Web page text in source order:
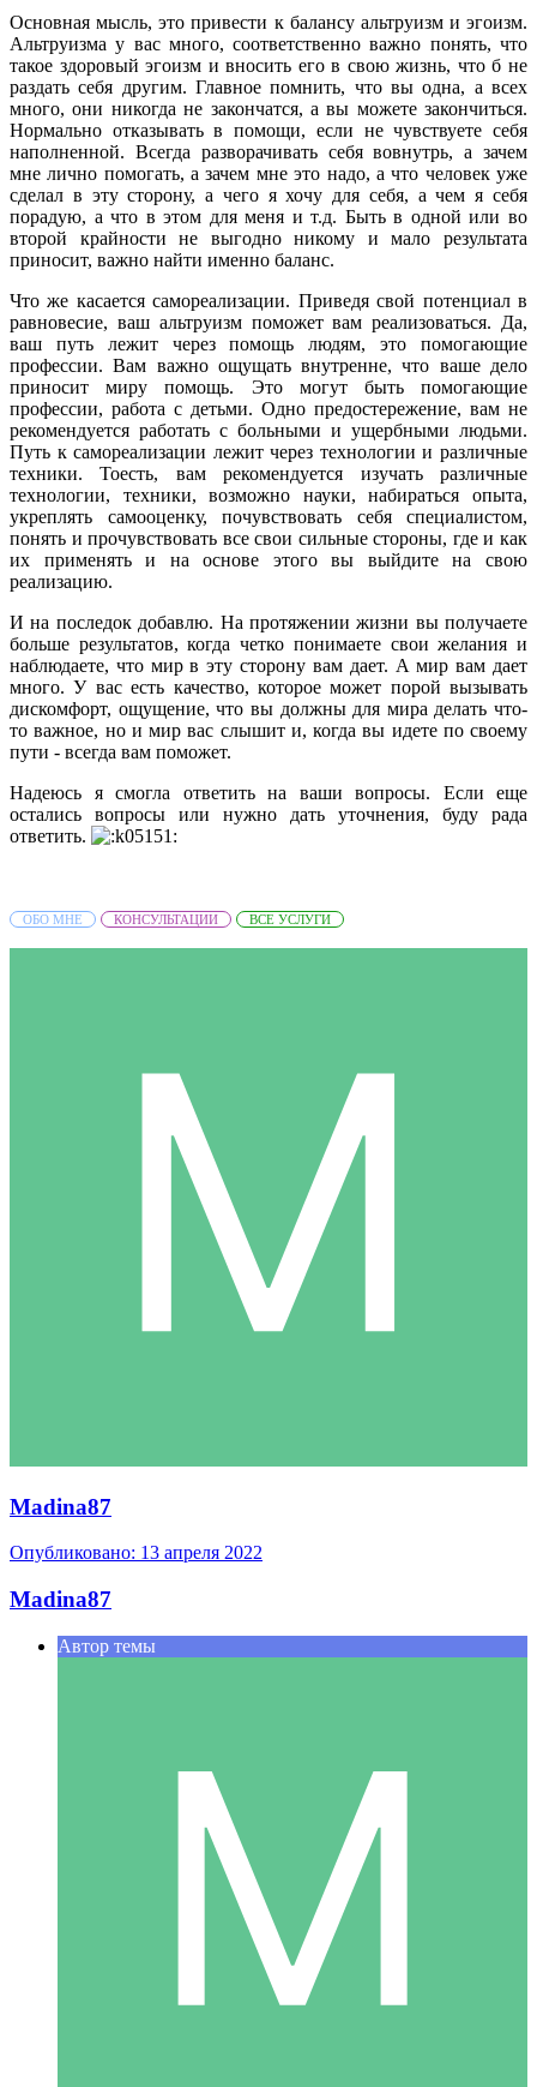
Основная мысль, это привести к балансу альтруизм и эгоизм.
Альтруизма у вас много, соответственно важно понять, что
такое здоровый эгоизм и вносить его в свою жизнь, что б не
раздать себя другим. Главное помнить, что вы одна, а всех
много, они никогда не закончатся, а вы можете закончиться.
Нормально отказывать в помощи, если не чувствуете себя
наполненной. Всегда разворачивать себя вовнутрь, а зачем
мне лично помогать, а зачем мне это надо, а что человек уже
сделал в эту сторону, а чего я хочу для себя, а чем я себя
порадую, а что в этом для меня и т.д. Быть в одной или во
второй крайности не выгодно никому и мало результата
приносит, важно найти именно баланс.
Что же касается самореализации. Приведя свой потенциал в
равновесие, ваш альтруизм поможет вам реализоваться. Да,
ваш путь лежит через помощь людям, это помогающие
профессии. Вам важно ощущать внутренне, что ваше дело
приносит миру помощь. Это могут быть помогающие
профессии, работа с детьми. Одно предостережение, вам не
рекомендуется работать с больными и ущербными людьми.
Путь к самореализации лежит через технологии и различные
техники. Тоесть, вам рекомендуется изучать различные
технологии, техники, возможно науки, набираться опыта,
укреплять самооценку, почувствовать себя специалистом,
понять и прочувствовать все свои сильные стороны, где и как
их применять и на основе этого вы выйдите на свою
реализацию.
И на последок добавлю. На протяжении жизни вы получаете
больше результатов, когда четко понимаете свои желания и
наблюдаете, что мир в эту сторону вам дает. А мир вам дает
много. У вас есть качество, которое может порой вызывать
дискомфорт, ощущение, что вы должны для мира делать что-
то важное, но и мир вас слышит и, когда вы идете по своему
пути - всегда вам поможет.
Надеюсь я смогла ответить на ваши вопросы. Если еще
остались вопросы или нужно дать уточнения, буду рада
ответить.
ОБО МНЕ КОНСУЛЬТАЦИИ ВСЕ УСЛУГИ
Madina87
Опубликовано: 13 апреля 2022
Madina87
Автор темы